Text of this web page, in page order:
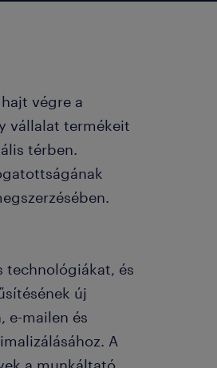
végre a
vállalat termékeit
térben.
technológiákat, és
új
e-mailen és
A